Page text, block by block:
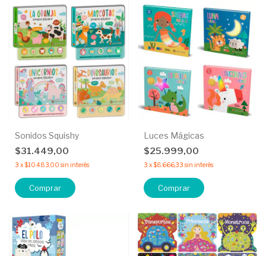
Sonidos Squishy
$31.449,00
3 x$10.483,00 sin interés
Comprar
Luces Mágicas
$25.999,00
3 x$8.666,33 sin interés
Comprar